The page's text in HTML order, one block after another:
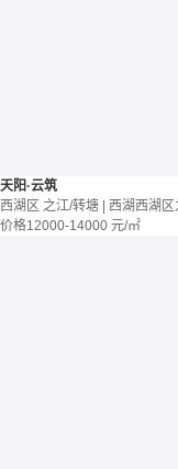
天阳·云筑
西湖区 之江/转塘 | 西湖西湖
价格12000-14000 元/㎡